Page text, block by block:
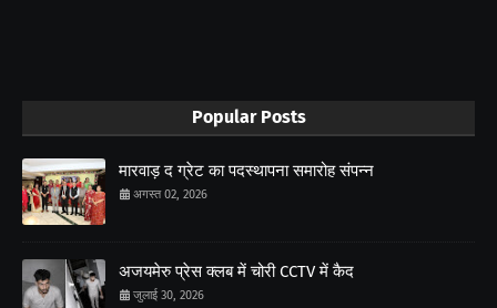
Popular Posts
मारवाड़ द ग्रेट का पदस्थापना समारोह संपन्न
अगस्त 02, 2026
अजयमेरु प्रेस क्लब में चोरी CCTV में कैद
जुलाई 30, 2026